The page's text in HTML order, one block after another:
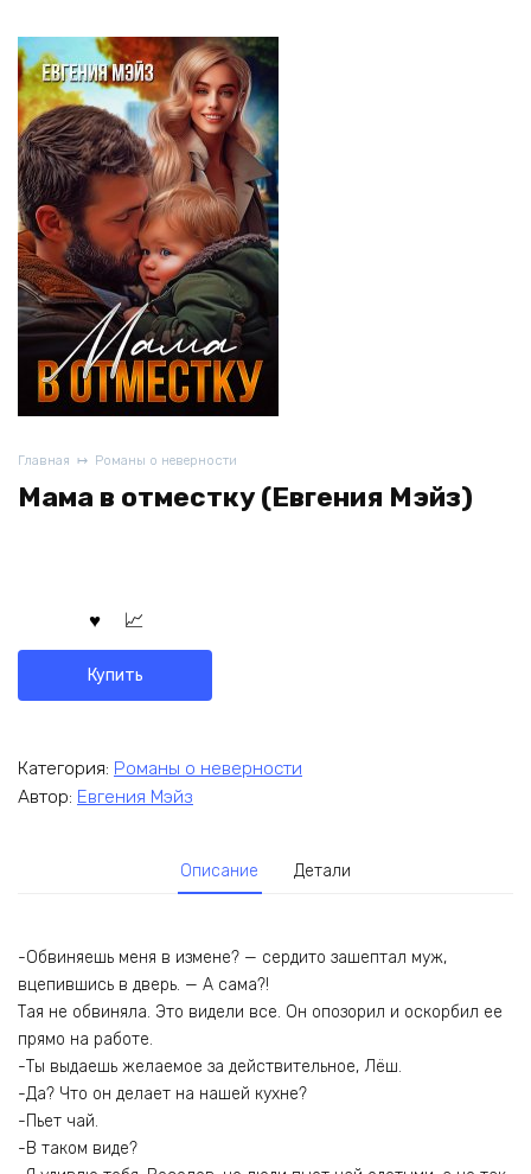
Главная Романы о неверности
Мама в отместку (Евгения Мэйз)
Купить
Категория: Романы о неверности
Автор: Евгения Мэйз
Описание Детали
-Обвиняешь меня в измене? — сердито зашептал муж,
вцепившись в дверь. — А сама?!
Тая не обвиняла. Это видели все. Он опозорил и оскорбил ее
прямо на работе.
-Ты выдаешь желаемое за действительное, Лёш.
-Да? Что он делает на нашей кухне?
-Пьет чай.
-В таком виде?